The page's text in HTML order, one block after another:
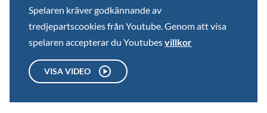
Spelaren kräver godkännande av
tredjepartscookies från Youtube. Genom att visa
spelaren accepterar du Youtubesvillkor
VISA VIDEO